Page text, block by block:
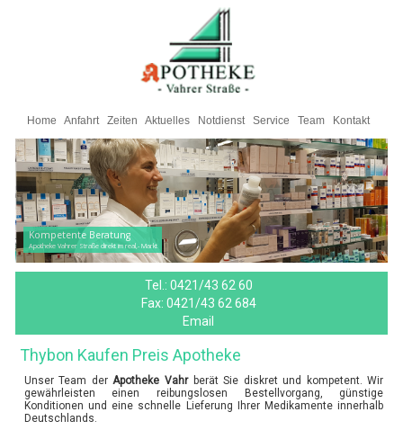
Home Anfahrt Zeiten Aktuelles Notdienst Service Team Kontakt
Kompetente Beratung
Apotheke Vahrer Straße direkt im real,- Markt
Tel.: 0421/43 62 60
Fax: 0421/43 62 684
Email
Thybon Kaufen Preis Apotheke
Unser Team derApotheke Vahrberät Sie diskret und kompetent. Wir
gewährleisten einen reibungslosen Bestellvorgang, günstige
Konditionen und eine schnelle Lieferung Ihrer Medikamente innerhalb
Deutschlands.